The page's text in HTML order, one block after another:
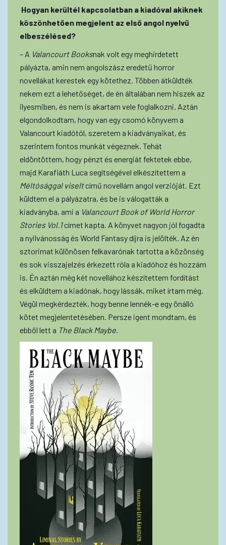
Hogyan kerültél kapcsolatban a kiadóval akiknek
köszönhetően megjelent az első angol nyelvű
elbeszélésed?
– A Valancourt Booksnak volt egy meghirdetett
pályázta, amin nem angolszász eredetű horror
novellákat kerestek egy kötethez. Többen átküldték
nekem ezt a lehetőséget, de én általában nem hiszek az
ilyesmiben, és nem is akartam vele foglalkozni. Aztán
elgondolkodtam, hogy van egy csomó könyvem a
Valancourt kiadótól, szeretem a kiadványaikat, és
szerintem fontos munkát végeznek. Tehát
eldöntöttem, hogy pénzt és energiát fektetek ebbe,
majd Karafiáth Luca segítségével elkészítettem a
Méltósággal viseltcímű novellám angol verzióját. Ezt
küldtem el a pályázatra, és be is válogatták a
kiadványba, ami a Valancourt Book of World Horror
Stories Vol.1címet kapta. A könyvet nagyon jól fogadta
a nyilvánosság és World Fantasy díjra is jelölték. Az én
sztorimat különösen felkavarónak tartotta a közönség
és sok visszajelzés érkezett róla a kiadóhoz és hozzám
is. Én aztán még két novellához készítettem fordítást
és elküldtem a kiadónak, hogy lássák, miket írtam még.
Végül megkérdezték, hogy benne lennék-e egy önálló
kötet megjelentetésében. Persze igent mondtam, és
ebből lett a The Black Maybe